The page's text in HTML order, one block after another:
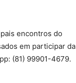
encontros do
em participar da
(81) 99901-4679.